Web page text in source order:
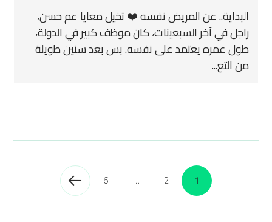
البداية.. عن المريض نفسه ❤️ تخيل معايا عم حسن،
راجل في آخر السبعينات، كان موظف كبير في الدولة،
طول عمره يعتمد على نفسه. بس بعد سنين طويلة
من التع...
1
2
…
6